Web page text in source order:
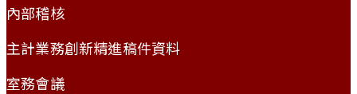
內部稽核
主計業務創新精進稿件資料
室務會議